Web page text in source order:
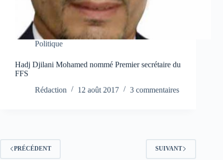
Politique
Hadj Djilani Mohamed nommé Premier secrétaire du
FFS
Rédaction
12 août 2017 3 commentaires
PRÉCÉDENT SUIVANT